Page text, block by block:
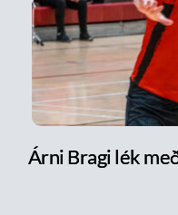
Árni Bragi lék